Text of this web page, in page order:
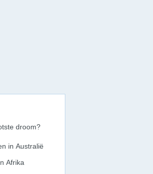
droom?
in Australië
Afrika